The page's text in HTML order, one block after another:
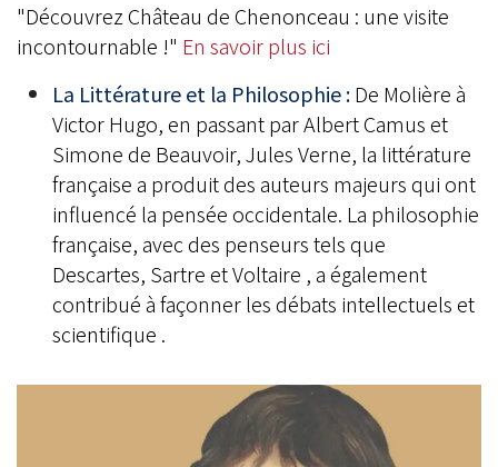
"Découvrez Château de Chenonceau : une visite
incontournable !" En savoir plus ici
La Littérature et la Philosophie :De Molière à
Victor Hugo, en passant par Albert Camus et
Simone de Beauvoir, Jules Verne, la littérature
française a produit des auteurs majeurs qui ont
influencé la pensée occidentale. La philosophie
française, avec des penseurs tels que
Descartes, Sartre et Voltaire , a également
contribué à façonner les débats intellectuels et
scientifique .